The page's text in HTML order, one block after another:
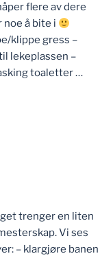
flere av dere
noe å bite i
klippe gress –
lekeplassen –
toaletter …
trenger en liten
Vi ses
– klargjøre banen